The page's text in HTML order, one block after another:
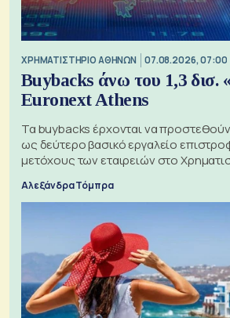
XΡΗΜΑΤΙΣΤΗΡΙΟ ΑΘΗΝΩΝ 07.08.2026, 07:00
Buybacks άνω του 1,3 δισ.
Euronext Athens
Τα buybacks έρχονται να
ως δεύτερο βασικό εργαλείο
μετόχους των εταιρειών στο
Αλεξάνδρα Τόμπρα